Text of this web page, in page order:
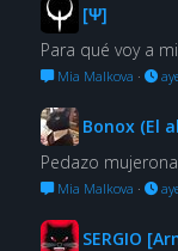
[Ψ]
Para qué voy a
Mia Malkova ·
Bonox (El
Pedazo mujerona.
Mia Malkova ·
SERGIO